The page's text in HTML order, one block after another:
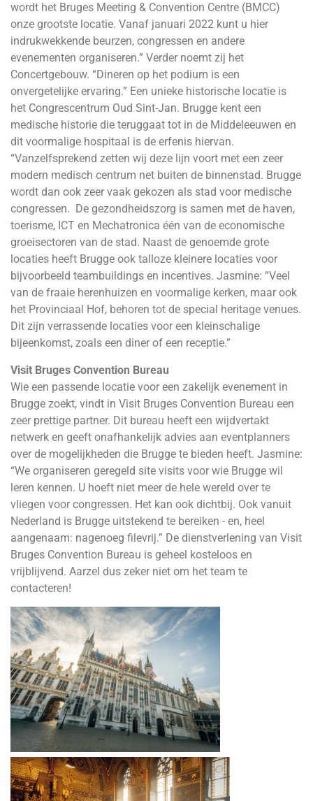
wordt het Bruges Meeting & Convention Centre (BMCC)
onze grootste locatie. Vanaf januari 2022 kunt u hier
indrukwekkende beurzen, congressen en andere
evenementen organiseren.” Verder noemt zij het
Concertgebouw. “Dineren op het podium is een
onvergetelijke ervaring.” Een unieke historische locatie is
het Congrescentrum Oud Sint-Jan. Brugge kent een
medische historie die teruggaat tot in de Middeleeuwen en
dit voormalige hospitaal is de erfenis hiervan.
“Vanzelfsprekend zetten wij deze lijn voort met een zeer
modern medisch centrum net buiten de binnenstad. Brugge
wordt dan ook zeer vaak gekozen als stad voor medische
congressen. De gezondheidszorg is samen met de haven,
toerisme, ICT en Mechatronica één van de economische
groeisectoren van de stad. Naast de genoemde grote
locaties heeft Brugge ook talloze kleinere locaties voor
bijvoorbeeld teambuildings en incentives. Jasmine: “Veel
van de fraaie herenhuizen en voormalige kerken, maar ook
het Provinciaal Hof, behoren tot de special heritage venues.
Dit zijn verrassende locaties voor een kleinschalige
bijeenkomst, zoals een diner of een receptie.”
Visit Bruges Convention Bureau
Wie een passende locatie voor een zakelijk evenement in
Brugge zoekt, vindt in Visit Bruges Convention Bureau een
zeer prettige partner. Dit bureau heeft een wijdvertakt
netwerk en geeft onafhankelijk advies aan eventplanners
over de mogelijkheden die Brugge te bieden heeft. Jasmine:
“We organiseren geregeld site visits voor wie Brugge wil
leren kennen. U hoeft niet meer de hele wereld over te
vliegen voor congressen. Het kan ook dichtbij. Ook vanuit
Nederland is Brugge uitstekend te bereiken - en, heel
aangenaam: nagenoeg filevrij.” De dienstverlening van Visit
Bruges Convention Bureau is geheel kosteloos en
vrijblijvend. Aarzel dus zeker niet om het team te
contacteren!